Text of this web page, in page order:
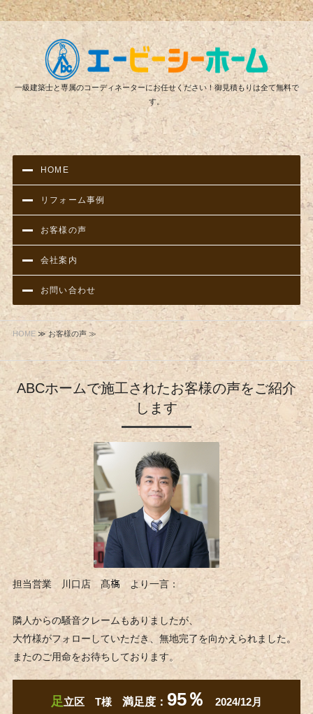
リ
一級建築士と専属のコーディネーターにお任せください！御見積もりは全て無料で
す。
HOME
リフォーム事例
お客様の声
会社案内
お問い合わせ
HOME≫ お客様の声 ≫
ABCホームで施工されたお客様の声をご紹介
します
担当営業 川口店 髙𣘺 より一言：
隣人からの騒音クレームもありましたが、
大竹様がフォローしていただき、無地完了を向かえられました。
またのご用命をお待ちしております。
足立区 T様 満足度： 95％ 2024/12月